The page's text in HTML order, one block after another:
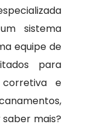
sistema
equipe de
para
e
mais?